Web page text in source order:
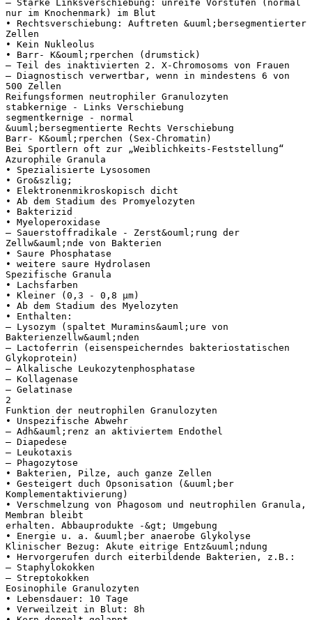
– Starke Linksverschiebung: unreife Vorstufen (normal
nur im Knochenmark) im Blut
• Rechtsverschiebung: Auftreten &uuml;bersegmentierter
Zellen
• Kein Nukleolus
• Barr- K&ouml;rperchen (drumstick)
– Teil des inaktivierten 2. X-Chromosoms von Frauen
– Diagnostisch verwertbar, wenn in mindestens 6 von
500 Zellen
Reifungsformen neutrophiler Granulozyten
stabkernige - Links Verschiebung
segmentkernige - normal
&uuml;bersegmentierte Rechts Verschiebung
Barr- K&ouml;rperchen (Sex-Chromatin)
Bei Sportlern oft zur „Weiblichkeits-Feststellung“
Azurophile Granula
• Spezialisierte Lysosomen
• Gro&szlig;
• Elektronenmikroskopisch dicht
• Ab dem Stadium des Promyelozyten
• Bakterizid
• Myeloperoxidase
– Sauerstoffradikale - Zerst&ouml;rung der
Zellw&auml;nde von Bakterien
• Saure Phosphatase
• weitere saure Hydrolasen
Spezifische Granula
• Lachsfarben
• Kleiner (0,3 - 0,8 μm)
• Ab dem Stadium des Myelozyten
• Enthalten:
– Lysozym (spaltet Muramins&auml;ure von
Bakterienzellw&auml;nden
– Lactoferrin (eisenspeicherndes bakteriostatischen
Glykoprotein)
– Alkalische Leukozytenphosphatase
– Kollagenase
– Gelatinase
2
Funktion der neutrophilen Granulozyten
• Unspezifische Abwehr
– Adh&auml;renz an aktiviertem Endothel
– Diapedese
– Leukotaxis
– Phagozytose
• Bakterien, Pilze, auch ganze Zellen
• Gesteigert duch Opsonisation (&uuml;ber
Komplementaktivierung)
• Verschmelzung von Phagosom und neutrophilen Granula,
Membran bleibt
erhalten. Abbauprodukte -&gt; Umgebung
• Energie u. a. &uuml;ber anaerobe Glykolyse
Klinischer Bezug: Akute eitrige Entz&uuml;ndung
• Hervorgerufen durch eiterbildende Bakterien, z.B.:
– Staphylokokken
– Streptokokken
Eosinophile Granulozyten
• Lebensdauer: 10 Tage
• Verweilzeit in Blut: 8h